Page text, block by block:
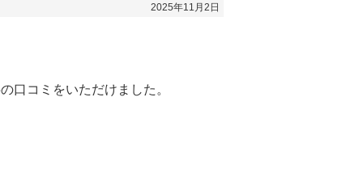
2025年11月2日
口コミをいただけました。